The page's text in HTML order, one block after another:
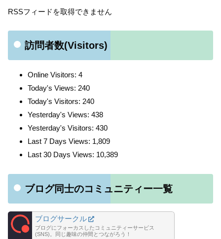
RSSフィードを取得できません
訪問者数(Visitors)
Online Visitors: 4
Today's Views: 240
Today's Visitors: 240
Yesterday's Views: 438
Yesterday's Visitors: 430
Last 7 Days Views: 1,809
Last 30 Days Views: 10,389
ブログ同士のコミュニティー一覧
ブログサークル
ブログにフォーカスしたコミュニティーサービス
(SNS)。同じ趣味の仲間とつながろう！